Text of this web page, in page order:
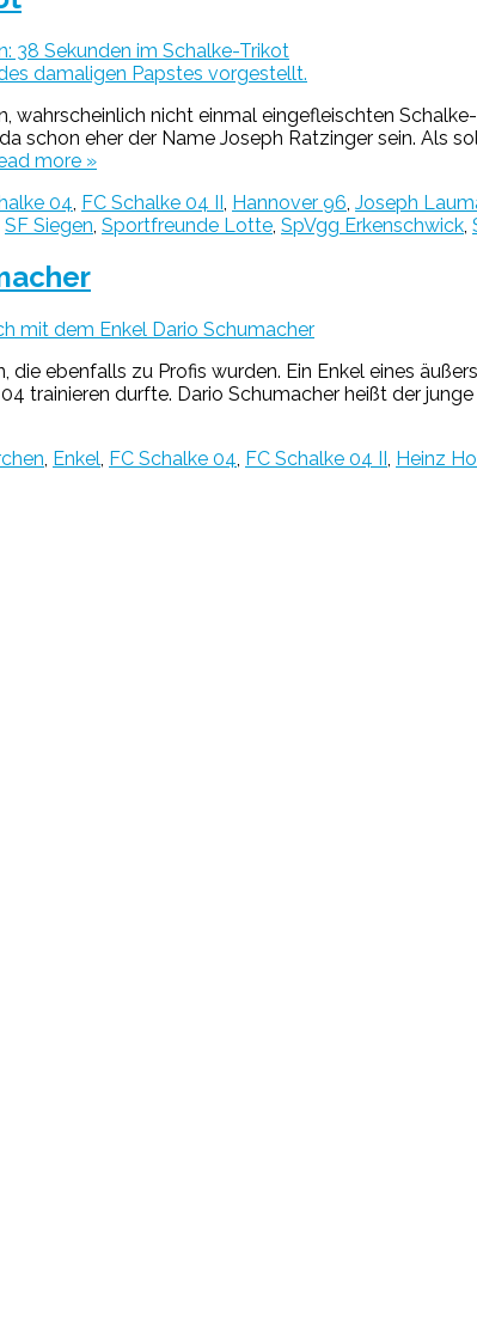
38 Sekunden im Schalke-Trikot
nicht einmal eingefleischten
schon eher der Name Joseph Ratzinger sein. Als
more »
04 FC Schalke 04 II Hannover 96 Joseph
SF Siegen Sportfreunde Lotte SpVgg Erkenschwick
mit dem Enkel Dario Schumacher
ebenfalls zu Profis wurden. Ein Enkel eines
trainieren durfte. Dario Schumacher heißt der
, Enkel, FC Schalke 04, FC Schalke 04 II , Heinz